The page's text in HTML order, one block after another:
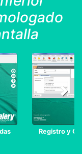
Registro y